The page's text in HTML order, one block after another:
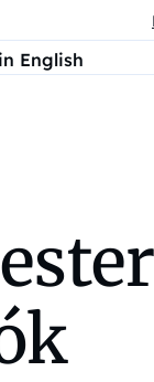
English